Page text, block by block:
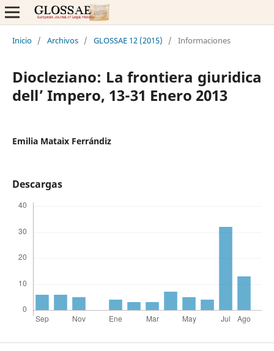
Inicio / Archivos / GLOSSAE 12 (2015) / Informaciones
Diocleziano: La frontiera giuridica
dell’ Impero, 13-31 Enero 2013
Emilia Mataix Ferrándiz
Descargas